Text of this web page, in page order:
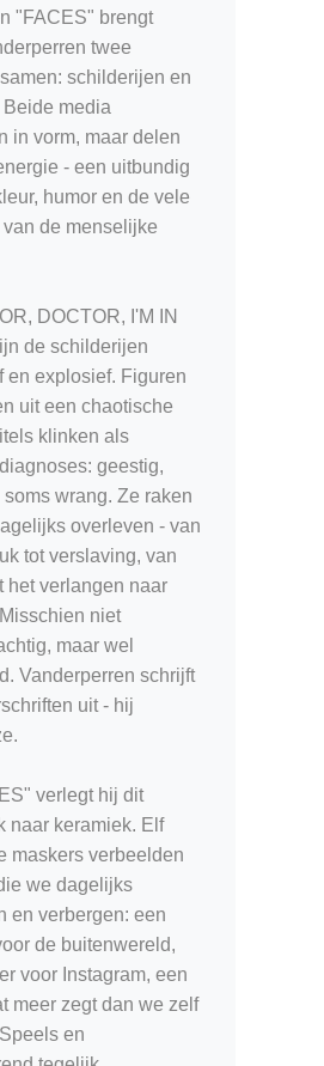
"FACES" brengt
twee
schilderijen en
Beide media
in vorm, maar delen
- een uitbundig
humor en de vele
de menselijke
DOCTOR, I'M IN
de schilderijen
en explosief. Figuren
uit een chaotische
klinken als
geestig,
wrang. Ze raken
overleven - van
tot verslaving, van
het verlangen naar
niet
maar wel
Vanderperren schrijft
uit - hij
verlegt hij dit
naar keramiek. Elf
maskers verbeelden
we dagelijks
en verbergen: een
de buitenwereld,
voor Instagram, een
meer zegt dan we zelf
en